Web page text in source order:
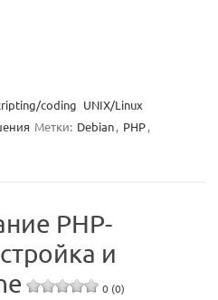
coding UNIX/Linux
Метки: Debian, PHP,
PHP-
и
0 (0)